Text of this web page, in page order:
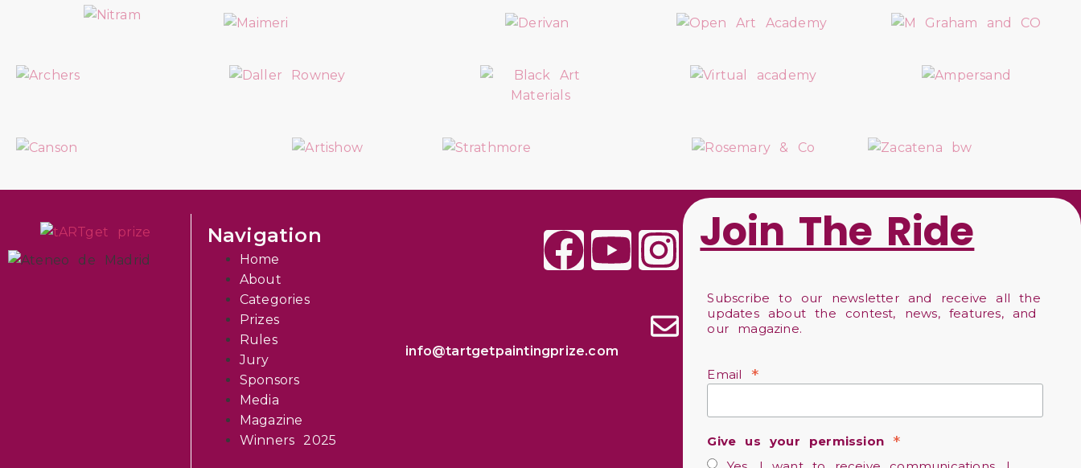
Home
About
Categories
Prizes
Rules
Jury
Sponsors
Media
Magazine
Winners 2025
Navigation
info@tartgetpaintingprize.com
Join The Ride
Subscribe to our newsletter and receive all the
updates about the contest, news, features, and
our magazine.
Email *
Give us your permission *